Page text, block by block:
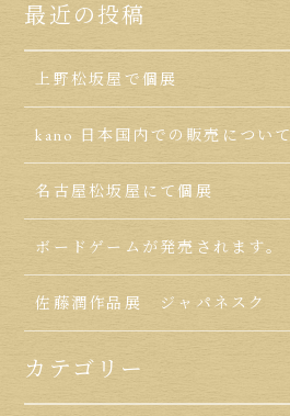
最近の投稿
上野松坂屋で個展
kano 日本国内での販売について
名古屋松坂屋にて個展
ボードゲームが発売されます。
佐藤潤作品展 ジャパネスク
カテゴリー